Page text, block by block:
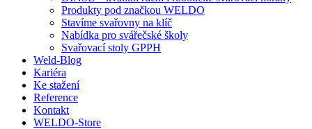
Produkty pod značkou WELDO
Stavíme svařovny na klíč
Nabídka pro svářečské školy
Svařovací stoly GPPH
Weld-Blog
Kariéra
Ke stažení
Reference
Kontakt
WELDO-Store